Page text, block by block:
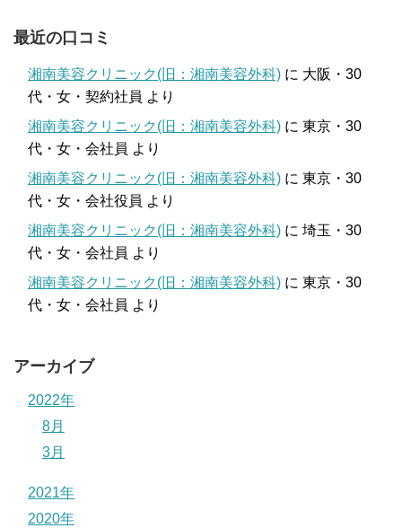
最近の口コミ
湘南美容クリニック(旧：湘南美容外科) に 大阪・30
代・女・契約社員 より
湘南美容クリニック(旧：湘南美容外科) に 東京・30
代・女・会社員 より
湘南美容クリニック(旧：湘南美容外科) に 東京・30
代・女・会社役員 より
湘南美容クリニック(旧：湘南美容外科) に 埼玉・30
代・女・会社員 より
湘南美容クリニック(旧：湘南美容外科) に 東京・30
代・女・会社員 より
アーカイブ
2022年
8月
3月
2021年
2020年